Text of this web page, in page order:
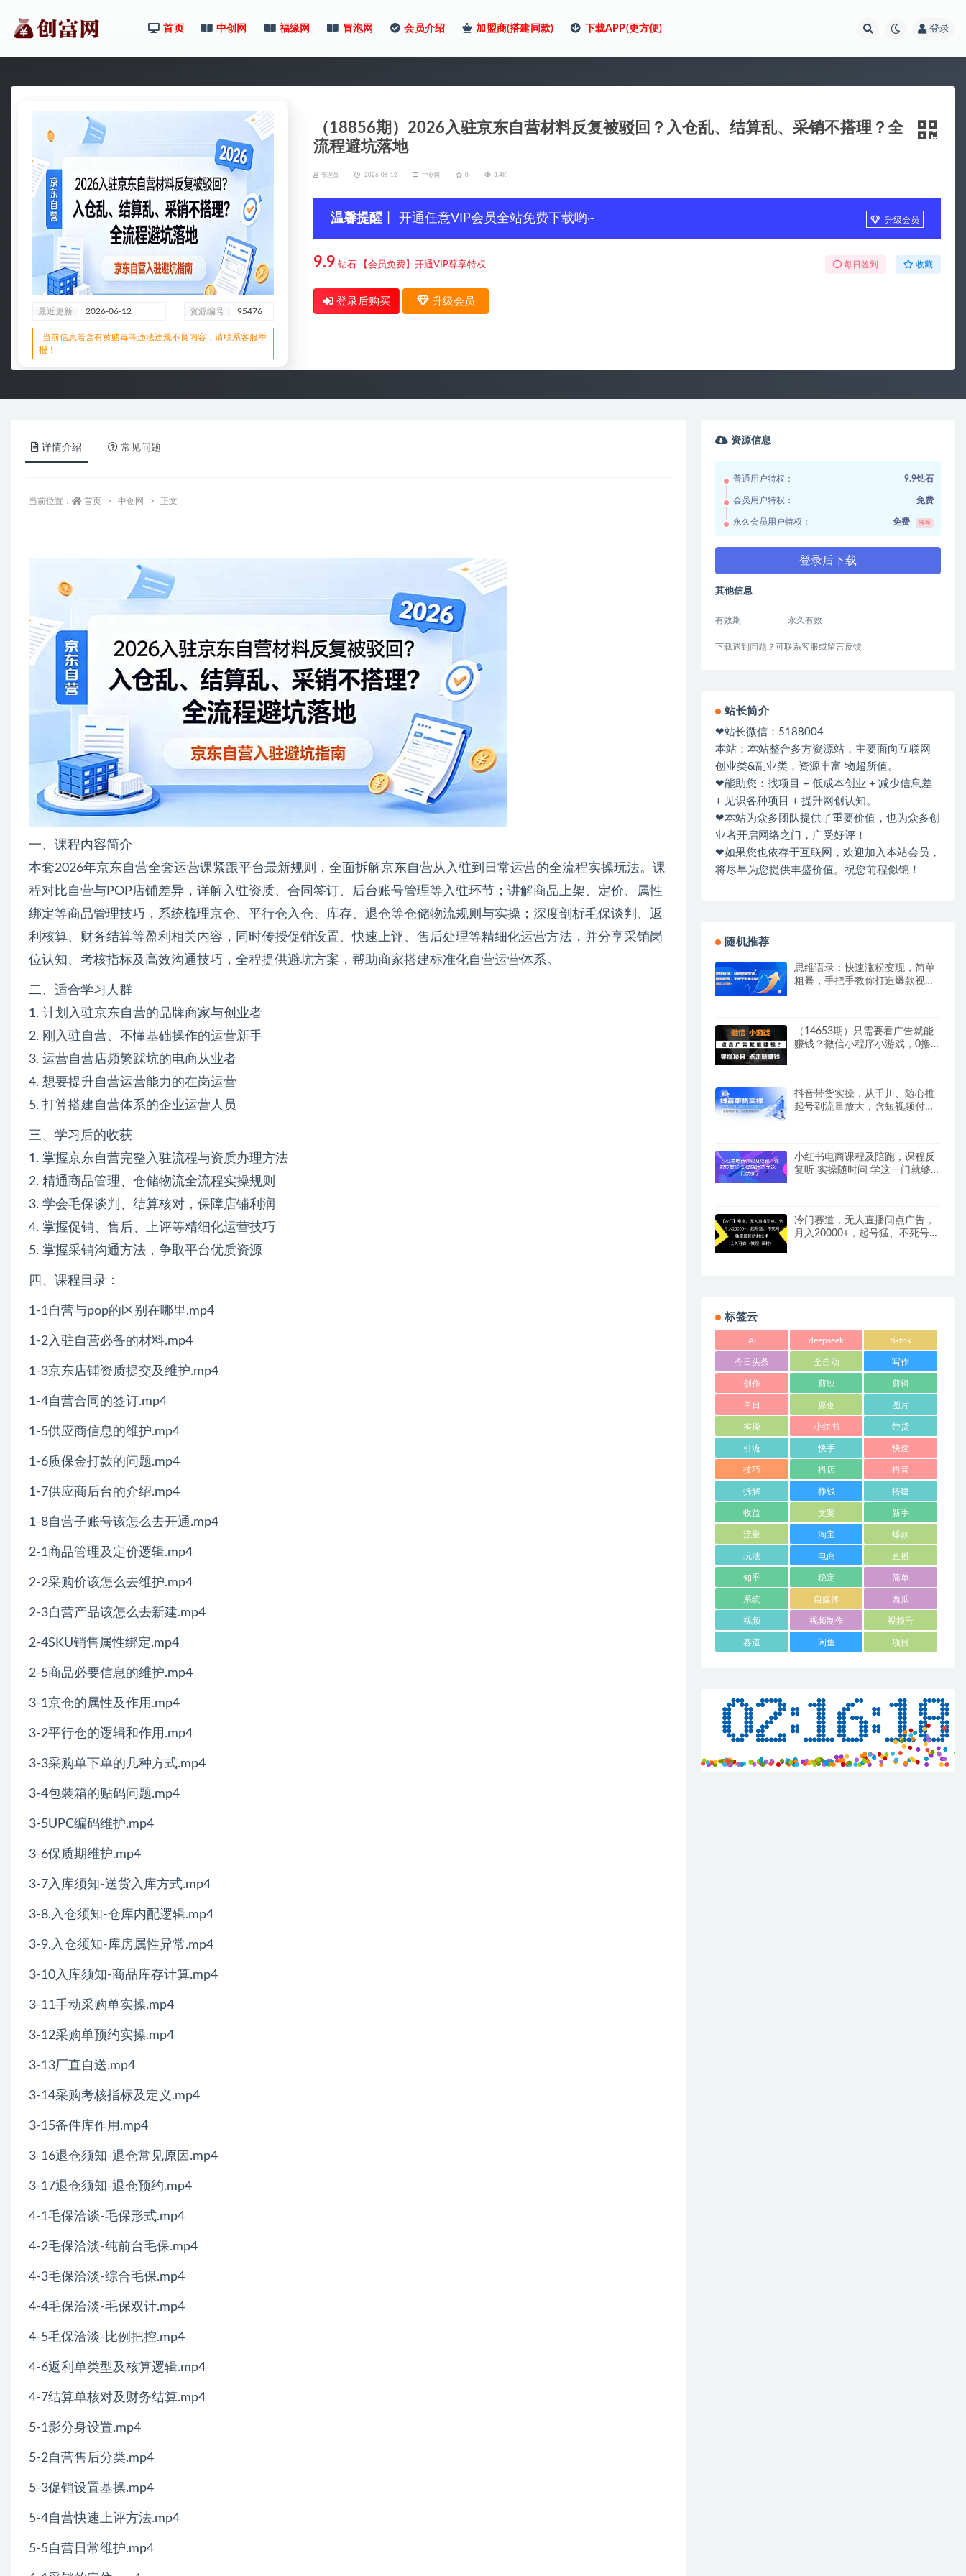
首页 中创网 福缘网 冒泡网 会员介绍 加盟商(搭建同款) 下载APP(更方便) 登录
最近更新 2026-06-12 资源编号 95476
当前信息若含有黄赌毒等违法违规不良内容，请联系客服举
报！
（18856期）2026入驻京东自营材料反复被驳回？入仓乱、结算乱、采销不搭理？全
流程避坑落地
管理员 2026-06-12 中创网 0 3.4K
温馨提醒 丨 开通任意VIP会员全站免费下载哟~ 升级会员
9.9 钻石 【会员免费】开通VIP尊享特权 每日签到 收藏
登录后购买 升级会员
详情介绍 常见问题
当前位置： 首页 中创网 正文
一、课程内容简介
本套2026年京东自营全套运营课紧跟平台最新规则，全面拆解京东自营从入驻到日常运营的全流程实操玩法。课
程对比自营与POP店铺差异，详解入驻资质、合同签订、后台账号管理等入驻环节；讲解商品上架、定价、属性
绑定等商品管理技巧，系统梳理京仓、平行仓入仓、库存、退仓等仓储物流规则与实操；深度剖析毛保谈判、返
利核算、财务结算等盈利相关内容，同时传授促销设置、快速上评、售后处理等精细化运营方法，并分享采销岗
位认知、考核指标及高效沟通技巧，全程提供避坑方案，帮助商家搭建标准化自营运营体系。
二、适合学习人群
1. 计划入驻京东自营的品牌商家与创业者
2. 刚入驻自营、不懂基础操作的运营新手
3. 运营自营店频繁踩坑的电商从业者
4. 想要提升自营运营能力的在岗运营
5. 打算搭建自营体系的企业运营人员
三、学习后的收获
1. 掌握京东自营完整入驻流程与资质办理方法
2. 精通商品管理、仓储物流全流程实操规则
3. 学会毛保谈判、结算核对，保障店铺利润
4. 掌握促销、售后、上评等精细化运营技巧
5. 掌握采销沟通方法，争取平台优质资源
四、课程目录：
1-1自营与pop的区别在哪里.mp4
1-2入驻自营必备的材料.mp4
1-3京东店铺资质提交及维护.mp4
1-4自营合同的签订.mp4
1-5供应商信息的维护.mp4
1-6质保金打款的问题.mp4
1-7供应商后台的介绍.mp4
1-8自营子账号该怎么去开通.mp4
2-1商品管理及定价逻辑.mp4
2-2采购价该怎么去维护.mp4
2-3自营产品该怎么去新建.mp4
2-4SKU销售属性绑定.mp4
2-5商品必要信息的维护.mp4
3-1京仓的属性及作用.mp4
3-2平行仓的逻辑和作用.mp4
3-3采购单下单的几种方式.mp4
3-4包装箱的贴码问题.mp4
3-5UPC编码维护.mp4
3-6保质期维护.mp4
3-7入库须知-送货入库方式.mp4
3-8.入仓须知-仓库内配逻辑.mp4
3-9.入仓须知-库房属性异常.mp4
3-10入库须知-商品库存计算.mp4
3-11手动采购单实操.mp4
3-12采购单预约实操.mp4
3-13厂直自送.mp4
3-14采购考核指标及定义.mp4
3-15备件库作用.mp4
3-16退仓须知-退仓常见原因.mp4
3-17退仓须知-退仓预约.mp4
4-1毛保洽谈-毛保形式.mp4
4-2毛保洽淡-纯前台毛保.mp4
4-3毛保洽淡-综合毛保.mp4
4-4毛保洽淡-毛保双计.mp4
4-5毛保洽淡-比例把控.mp4
4-6返利单类型及核算逻辑.mp4
4-7结算单核对及财务结算.mp4
5-1影分身设置.mp4
5-2自营售后分类.mp4
5-3促销设置基操.mp4
5-4自营快速上评方法.mp4
5-5自营日常维护.mp4
资源信息
普通用户特权： 9.9钻石
会员用户特权： 免费
永久会员用户特权： 免费 推荐
登录后下载
其他信息
有效期 永久有效
下载遇到问题？可联系客服或留言反馈
站长简介
❤站长微信：5188004
本站：本站整合多方资源站，主要面向互联网
创业类&副业类，资源丰富 物超所值。
❤能助您：找项目 + 低成本创业 + 减少信息差
+ 见识各种项目 + 提升网创认知。
❤本站为众多团队提供了重要价值，也为众多创
业者开启网络之门，广受好评！
❤如果您也依存于互联网，欢迎加入本站会员，
将尽早为您提供丰盛价值。祝您前程似锦！
随机推荐
思维语录：快速涨粉变现，简单
粗暴，手把手教你打造爆款视
（14653期）只需要看广告就能
赚钱？微信小程序小游戏，0撸
抖音带货实操，从千川、随心推
起号到流量放大，含短视频付
小红书电商课程及陪跑，课程反
复听 实操随时问 学这一门就够
冷门赛道，无人直播间点广告，
月入20000+，起号猛、不死号，
标签云
AI deepseek tiktok
今日头条 全自动 写作
创作 剪映 剪辑
单日 原创 图片
实操 小红书 带货
引流 快手 快速
技巧 抖店 抖音
拆解 挣钱 搭建
收益 文案 新手
流量 淘宝 爆款
玩法 电商 直播
知乎 稳定 简单
系统 自媒体 西瓜
视频 视频制作 视频号
赛道 闲鱼 项目